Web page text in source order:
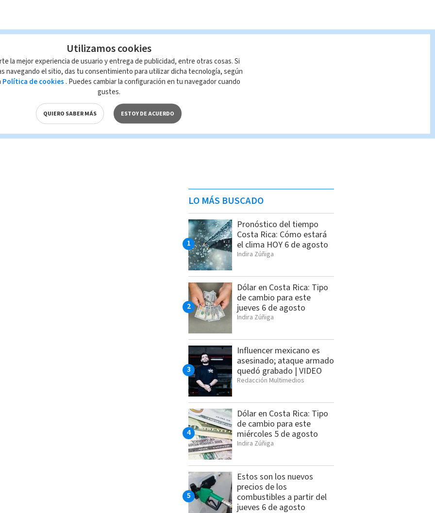
total o parcial del contenido de esta página, mismo
su reproducción no autorizada constituye una
con las leyes aplicables.
LO MÁS BUSCADO
Pronóstico del tiempo
Costa Rica: Cómo estará
el clima HOY 6 de agosto
Indira Zúñiga
Dólar en Costa Rica: Tipo
de cambio para este
jueves 6 de agosto
Indira Zúñiga
Influencer mexicano es
asesinado; ataque armado
quedó grabado | VIDEO
Redacción Multimedios
Dólar en Costa Rica: Tipo
de cambio para este
miércoles 5 de agosto
Indira Zúñiga
Estos son los nuevos
precios de los
combustibles a partir del
jueves 6 de agosto
Utilizamos cookies
la mejor experiencia de usuario y entrega de publicidad, entre otras cosas. Si
navegando el sitio, das tu consentimiento para utilizar dicha tecnología, según
Política de cookies . Puedes cambiar la configuración en tu navegador cuando
gustes.
QUIERO SABER MÁS ESTOY DE ACUERDO